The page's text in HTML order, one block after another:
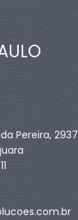
Pereira, 2937